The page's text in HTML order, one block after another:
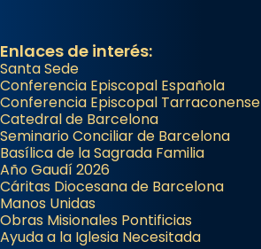
Enlaces de interés:
Santa Sede
Conferencia Episcopal Española
Conferencia Episcopal Tarraconense
Catedral de Barcelona
Seminario Conciliar de Barcelona
Basílica de la Sagrada Familia
Año Gaudí 2026
Cáritas Diocesana de Barcelona
Manos Unidas
Obras Misionales Pontificias
Ayuda a la Iglesia Necesitada